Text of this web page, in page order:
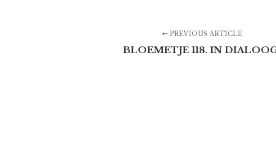
PREVIOUS ARTICLE
BLOEMETJE 118. IN